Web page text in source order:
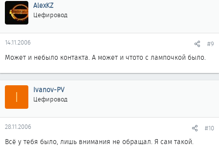
AlexKZ
Цефировод
14.11.2006 #9
Может и небыло контакта. А может и чтото с лампочкой было.
I Ivanov-PV
Цефировод
28.11.2006 #10
Всё у тебя было, лишь внимания не обращал. Я сам такой.